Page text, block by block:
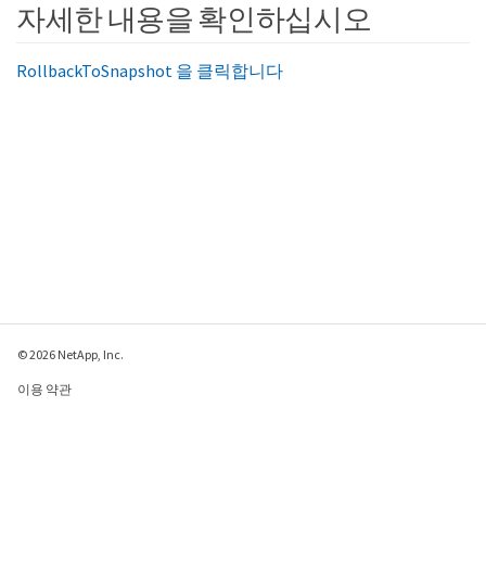
자세한 내용을 확인하십시오
RollbackToSnapshot 을 클릭합니다
© 2026 NetApp, Inc.
이용 약관